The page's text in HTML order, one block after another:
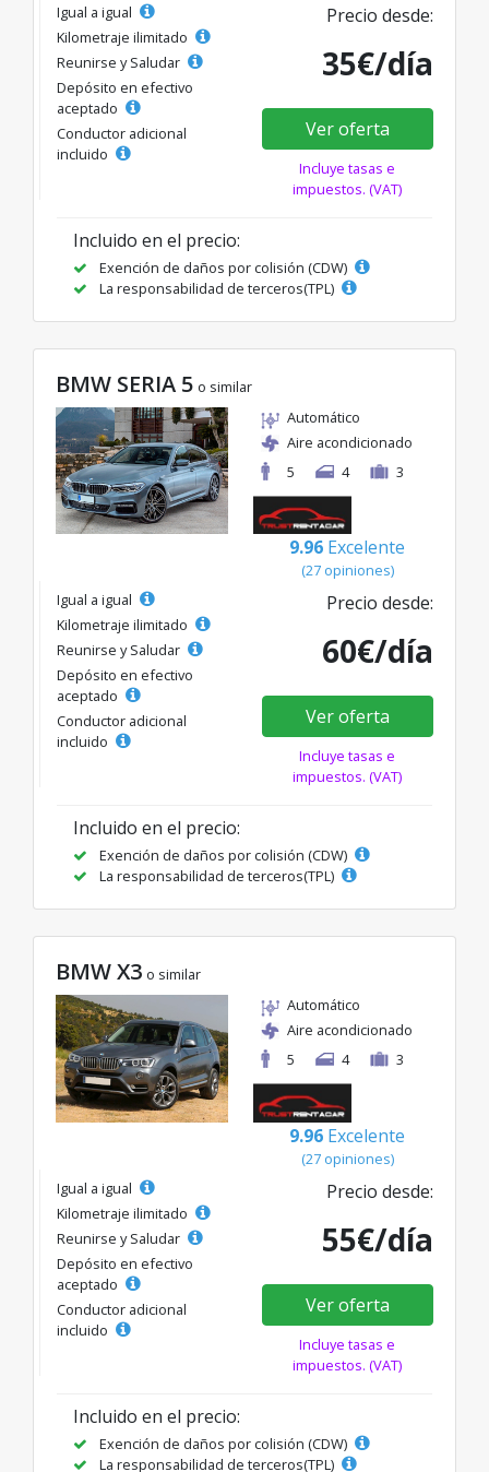
Igual a igual
Kilometraje ilimitado
Reunirse y Saludar
Depósito en efectivo
aceptado
Conductor adicional
incluido
Precio desde:
35€/día
Ver oferta
Incluye tasas e
impuestos. (VAT)
Incluido en el precio:
Exención de daños por colisión (CDW)
La responsabilidad de terceros(TPL)
BMW SERIA 5 o similar
Automático
Aire acondicionado
5
4 3
9.96 Excelente
(27 opiniones)
Igual a igual
Kilometraje ilimitado
Reunirse y Saludar
Depósito en efectivo
aceptado
Conductor adicional
incluido
Precio desde:
60€/día
Ver oferta
Incluye tasas e
impuestos. (VAT)
Incluido en el precio:
Exención de daños por colisión (CDW)
La responsabilidad de terceros(TPL)
BMW X3 o similar
Automático
Aire acondicionado
5
4 3
9.96 Excelente
(27 opiniones)
Igual a igual
Kilometraje ilimitado
Reunirse y Saludar
Depósito en efectivo
aceptado
Conductor adicional
incluido
Precio desde:
55€/día
Ver oferta
Incluye tasas e
impuestos. (VAT)
Incluido en el precio:
Exención de daños por colisión (CDW)
La responsabilidad de terceros(TPL)